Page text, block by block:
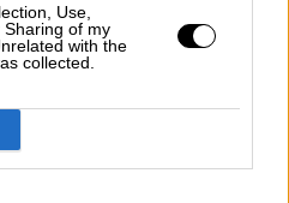
Use,
of my
with the
collected.